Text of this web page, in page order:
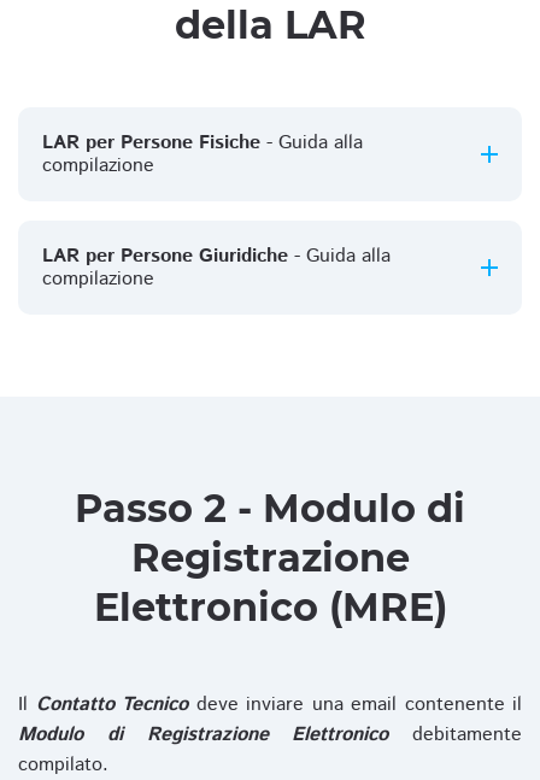
della LAR
LAR per Persone Fisiche - Guida alla
compilazione
LAR per Persone Giuridiche - Guida alla
compilazione
Passo 2 - Modulo di
Registrazione
Elettronico (MRE)
Il Contatto Tecnicodeve inviare una email contenente il
Modulo di Registrazione Elettronicodebitamente
compilato.